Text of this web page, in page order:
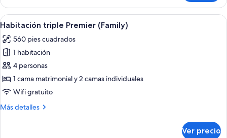
(Deluxe)
familiar
con
2
individuales
(Deluxe)
Abrir
todas
las
fotos
de
Habitación
triple
(Family)
Habitación de hotel con una cama
7
Habitación triple Premier (Family)
560 pies cuadrados
1 habitación
4 personas
1 cama matrimonial y 2 camas individuales
Wifi gratuito
Más detalles
Más
Ver precio